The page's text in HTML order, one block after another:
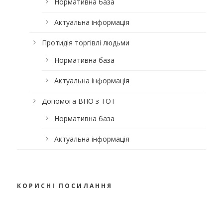
Актуальна інформація
Протидія торгівлі людьми
Нормативна база
Актуальна інформація
Допомога ВПО з ТОТ
Нормативна база
Актуальна інформація
КОРИСНІ ПОСИЛАННЯ